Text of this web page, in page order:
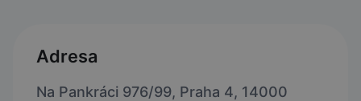
Adresa
Na Pankráci 976/99, Praha 4, 14000